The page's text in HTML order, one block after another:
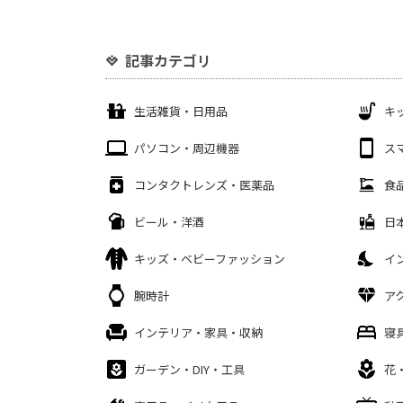
記事カテゴリ
生活雑貨・日用品 キ
パソコン・周辺機器 ス
コンタクトレンズ・医薬品 食
ビール・洋酒 日
キッズ・ベビーファッション イ
腕時計 ア
インテリア・家具・収納 寝
ガーデン・DIY・工具 花